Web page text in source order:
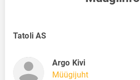
Tatoli AS
Argo Kivi
Müügijuht